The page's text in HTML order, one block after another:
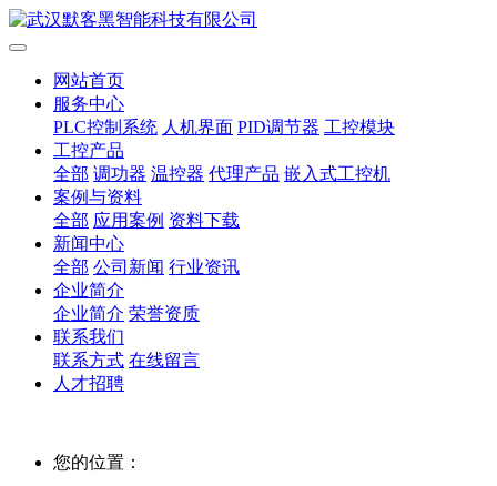
网站首页
服务中心
PLC控制系统 人机界面 PID调节器 工控模块
工控产品
全部 调功器 温控器 代理产品 嵌入式工控机
案例与资料
全部 应用案例 资料下载
新闻中心
全部 公司新闻 行业资讯
企业简介
企业简介 荣誉资质
联系我们
联系方式 在线留言
人才招聘
您的位置：